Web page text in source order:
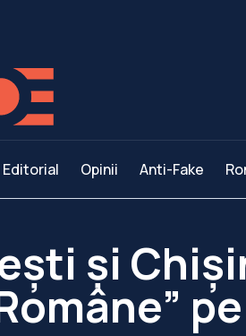
Editorial Opinii Anti-Fake
și